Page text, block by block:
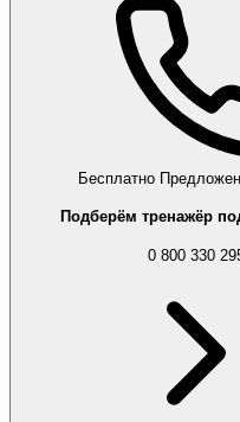
Бесплатно
Подберём тренажёр
0 800 330